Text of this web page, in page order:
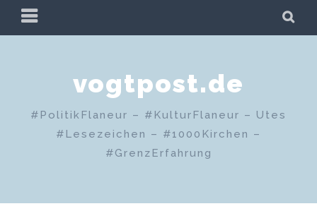
Zum
PRIMÄRES
MENÜ
vogtpost.de
#PolitikFlaneur – #KulturFlaneur – Utes
#Lesezeichen – #1000Kirchen –
#GrenzErfahrung